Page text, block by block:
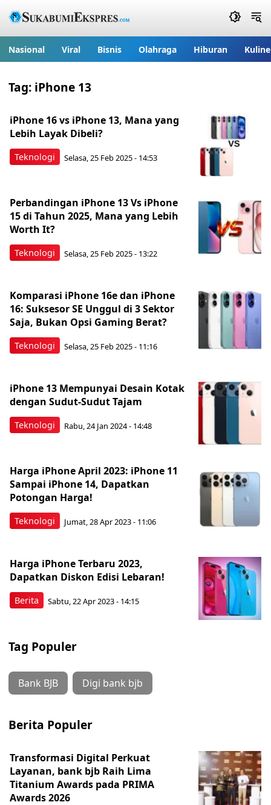
Nasional Viral Bisnis Olahraga Hiburan
Tag: iPhone 13
Teknologi
iPhone 16 vs iPhone 13, Mana yang
Lebih Layak Dibeli?
Selasa, 25 Feb 2025 - 14:53
Teknologi
Perbandingan iPhone 13 Vs iPhone
15 di Tahun 2025, Mana yang Lebih
Worth It?
Selasa, 25 Feb 2025 - 13:22
Teknologi
Komparasi iPhone 16e dan iPhone
16: Suksesor SE Unggul di 3 Sektor
Saja, Bukan Opsi Gaming Berat?
Selasa, 25 Feb 2025 - 11:16
Teknologi
iPhone 13 Mempunyai Desain Kotak
dengan Sudut-Sudut Tajam
Rabu, 24 Jan 2024 - 14:48
Teknologi
Harga iPhone April 2023: iPhone 11
Sampai iPhone 14, Dapatkan
Potongan Harga!
Jumat, 28 Apr 2023 - 11:06
Berita
Harga iPhone Terbaru 2023,
Dapatkan Diskon Edisi Lebaran!
Sabtu, 22 Apr 2023 - 14:15
Tag Populer
Bank BJB Digi bank bjb
Berita Populer
Transformasi Digital Perkuat
Layanan, bank bjb Raih Lima
Titanium Awards pada PRIMA
Awards 2026